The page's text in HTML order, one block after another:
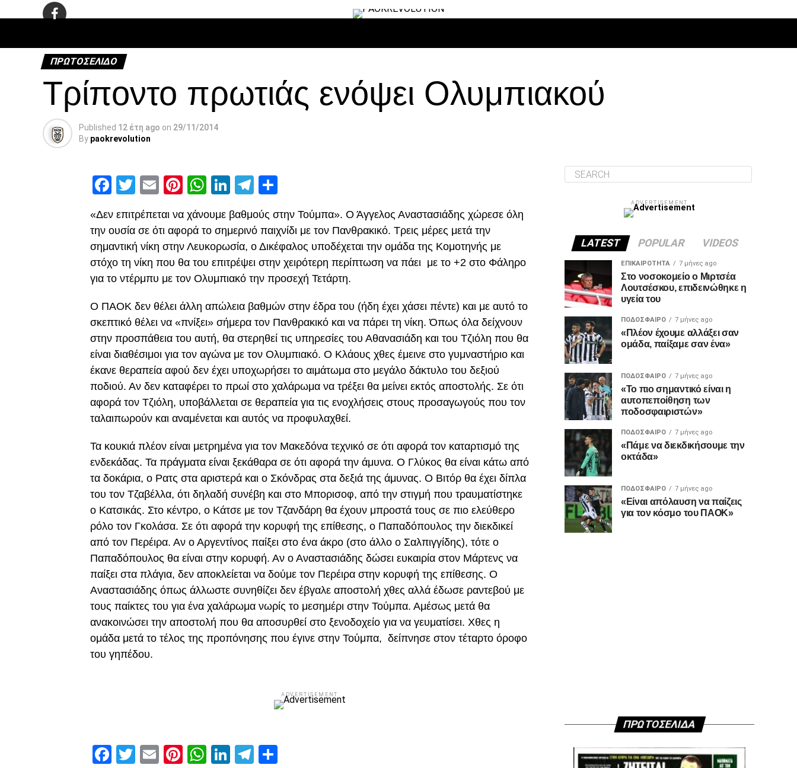
ΠΡΩΤΟΣΈΛΙΔΟ
Τρίποντο πρωτιάς ενόψει Ολυμπιακού
Published 12 έτη ago on 29/11/2014
By paokrevolution
Facebook
Twitter
EmailPinterest
WhatsApp
LinkedIn
Telegram
«Δεν επιτρέπεται να χάνουμε βαθμούς στην Τούμπα». Ο Άγγελος Αναστασιάδης χώρεσε όλη
την ουσία σε ότι αφορά το σημερινό παιχνίδι με τον Πανθρακικό. Τρεις μέρες μετά την
σημαντική νίκη στην Λευκορωσία, ο Δικέφαλος υποδέχεται την ομάδα της Κομοτηνής με
στόχο τη νίκη που θα του επιτρέψει στην χειρότερη περίπτωση να πάει με το +2 στο Φάληρο
για το ντέρμπυ με τον Ολυμπιακό την προσεχή Τετάρτη.
Ο ΠΑΟΚ δεν θέλει άλλη απώλεια βαθμών στην έδρα του (ήδη έχει χάσει πέντε) και με αυτό το
σκεπτικό θέλει να «πνίξει» σήμερα τον Πανθρακικό και να πάρει τη νίκη. Όπως όλα δείχνουν
στην προσπάθεια του αυτή, θα στερηθεί τις υπηρεσίες του Αθανασιάδη και του Τζιόλη που θα
είναι διαθέσιμοι για τον αγώνα με τον Ολυμπιακό. Ο Κλάους χθες έμεινε στο γυμναστήριο και
έκανε θεραπεία αφού δεν έχει υποχωρήσει το αιμάτωμα στο μεγάλο δάκτυλο του δεξιού
ποδιού. Αν δεν καταφέρει το πρωί στο χαλάρωμα να τρέξει θα μείνει εκτός αποστολής. Σε ότι
αφορά τον Τζιόλη, υποβάλλεται σε θεραπεία για τις ενοχλήσεις στους προσαγωγούς που τον
ταλαιπωρούν και αναμένεται και αυτός να προφυλαχθεί.
Τα κουκιά πλέον είναι μετρημένα για τον Μακεδόνα τεχνικό σε ότι αφορά τον καταρτισμό της
ενδεκάδας. Τα πράγματα είναι ξεκάθαρα σε ότι αφορά την άμυνα. Ο Γλύκος θα είναι κάτω από
τα δοκάρια, ο Ρατς στα αριστερά και ο Σκόνδρας στα δεξιά της άμυνας. Ο Βιτόρ θα έχει δίπλα
του τον Τζαβέλλα, ότι δηλαδή συνέβη και στο Μπορισοφ, από την στιγμή που τραυματίστηκε
ο Κατσικάς. Στο κέντρο, ο Κάτσε με τον Τζανδάρη θα έχουν μπροστά τους σε πιο ελεύθερο
ρόλο τον Γκολάσα. Σε ότι αφορά την κορυφή της επίθεσης, ο Παπαδόπουλος την διεκδικεί
από τον Περέιρα. Αν ο Αργεντίνος παίξει στο ένα άκρο (στο άλλο ο Σαλπιγγίδης), τότε ο
Παπαδόπουλος θα είναι στην κορυφή. Αν ο Αναστασιάδης δώσει ευκαιρία στον Μάρτενς να
παίξει στα πλάγια, δεν αποκλείεται να δούμε τον Περέιρα στην κορυφή της επίθεσης. Ο
Αναστασιάδης όπως άλλωστε συνηθίζει δεν έβγαλε αποστολή χθες αλλά έδωσε ραντεβού με
τους παίκτες του για ένα χαλάρωμα νωρίς το μεσημέρι στην Τούμπα. Αμέσως μετά θα
ανακοινώσει την αποστολή που θα αποσυρθεί στο ξενοδοχείο για να γευματίσει. Χθες η
ομάδα μετά το τέλος της προπόνησης που έγινε στην Τούμπα, δείπνησε στον τέταρτο όροφο
του γηπέδου.
ADVERTISEMENT
Facebook
Twitter
EmailPinterest
WhatsApp
LinkedIn
Telegram
ADVERTISEMENT
LATEST POPULAR VIDEOS
ΕΠΙΚΑΙΡΌΤΗΤΑ 7 μήνες ago
Στο νοσοκομείο ο Μιρτσέα
Λουτσέσκου, επιδεινώθηκε η
υγεία του
ΠΟΔΌΣΦΑΙΡΟ 7 μήνες ago
«Πλέον έχουμε αλλάξει σαν
ομάδα, παίξαμε σαν ένα»
ΠΟΔΌΣΦΑΙΡΟ 7 μήνες ago
«Το πιο σημαντικό είναι η
αυτοπεποίθηση των
ποδοσφαιριστών»
ΠΟΔΌΣΦΑΙΡΟ 7 μήνες ago
«Πάμε να διεκδικήσουμε την
οκτάδα»
ΠΟΔΌΣΦΑΙΡΟ 7 μήνες ago
«Είναι απόλαυση να παίζεις
για τον κόσμο του ΠΑΟΚ»
ΠΡΩΤΟΣΕΛΙΔΑ